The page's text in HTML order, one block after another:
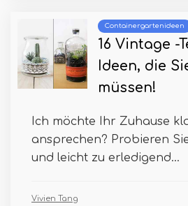
Containergartenideen
16 Vintage -
Ideen, die
müssen!
Ich möchte Ihr Zuhause
ansprechen? Probieren
und leicht zu erledigend...
Vivien Tang